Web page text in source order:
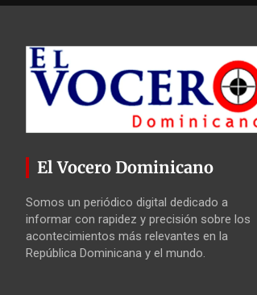
El Vocero Dominicano
Somos un periódico digital dedicado a
informar con rapidez y precisión sobre los
acontecimientos más relevantes en la
República Dominicana y el mundo.